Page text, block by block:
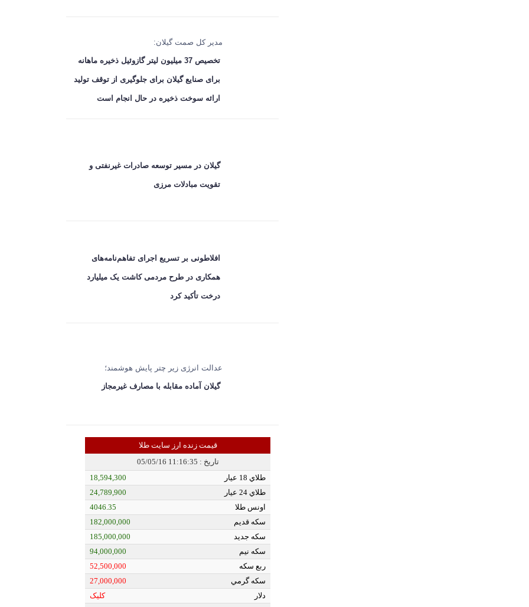
مدیر کل صمت گیلان:
تخصیص 37 میلیون لیتر گازوئیل ذخیره ماهانه
برای صنایع گیلان برای جلوگیری از توقف تولید
ارائه سوخت ذخیره در حال انجام است
گیلان در مسیر توسعه صادرات غیرنفتی و
تقویت مبادلات مرزی
افلاطونی بر تسریع اجرای تفاهم‌نامه‌های
همکاری در طرح مردمی کاشت یک میلیارد
درخت تأکید کرد
عدالت انرژی زیر چتر پایش هوشمند؛
گیلان آماده مقابله با مصارف غیرمجاز